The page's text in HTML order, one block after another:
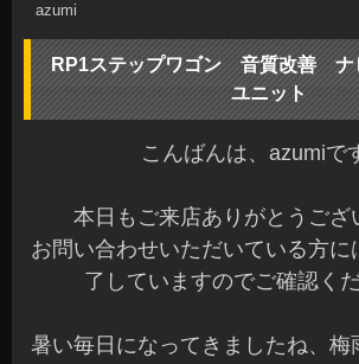
azumi
RP1ステップワゴン 音質改善
ユニット
こんばんは、azumi
本日もご来店ありがとうご
お問い合わせいただいている方に
了していますのでご確認く
暑い毎日になってきましたね、梅